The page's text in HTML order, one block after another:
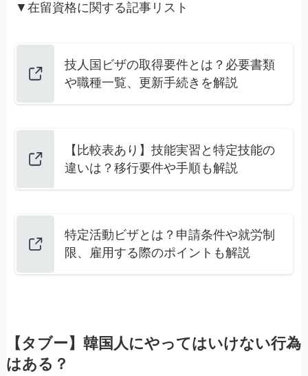
▼在留資格に関する記事リスト
技人国ビザの取得要件とは？必要書類
や職種一覧、更新手続きを解説
【比較表あり】技能実習と特定技能の
違いは？移行要件や手順も解説
特定活動ビザとは？申請条件や就労制
限、雇用する際のポイントも解説
【タブー】韓国人にやってはいけない行為
はある？